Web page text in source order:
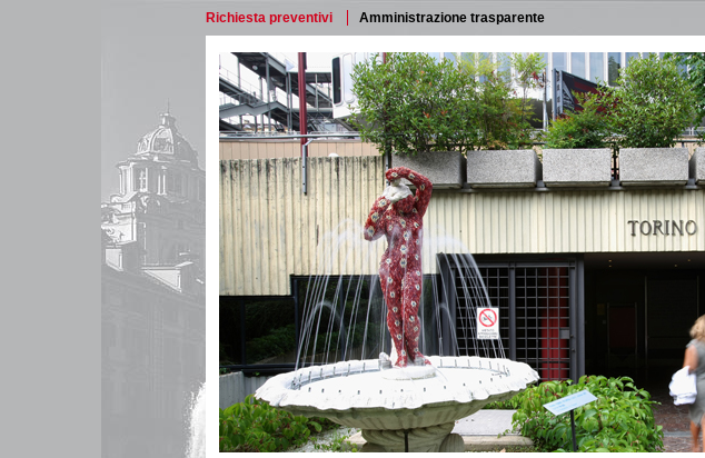
Richiesta preventivi Amministrazione trasparente